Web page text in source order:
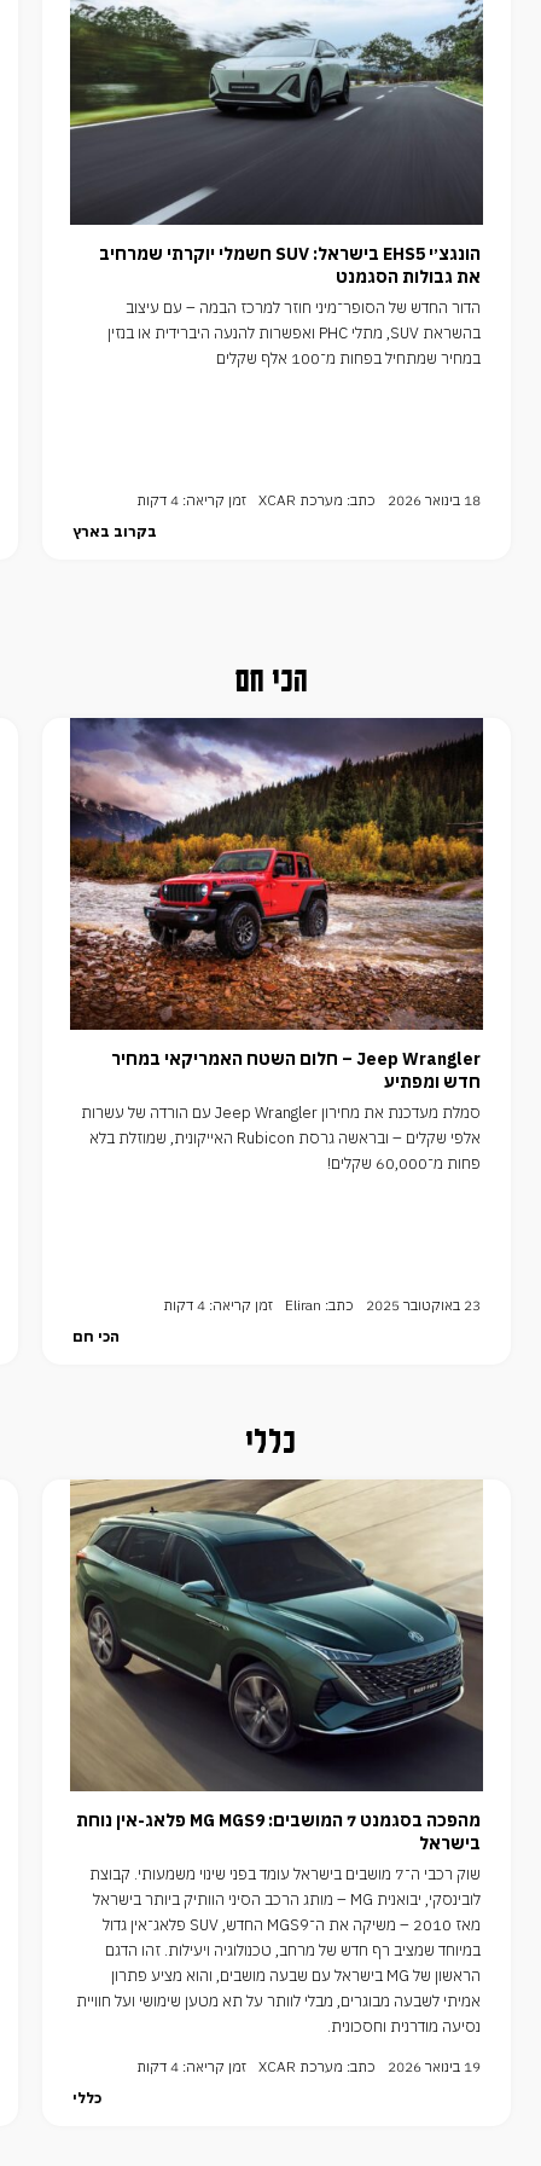
הונגצ׳י EHS5 בישראל: SUV חשמלי יוקרתי שמרחיב
את גבולות הסגמנט
הדור החדש של הסופר־מיני חוזר למרכז הבמה – עם עיצוב
בהשראת SUV, מתלי PHC ואפשרות להנעה היברידית או בנזין
במחיר שמתחיל בפחות מ־100 אלף שקלים
18 בינואר 2026 כתב: מערכת XCAR
זמן קריאה: 4 דקות
בקרוב בארץ
הכי חם
Jeep Wrangler – חלום השטח האמריקאי במחיר
חדש ומפתיע
סמלת מעדכנת את מחירון Jeep Wrangler עם הורדה של עשרות
אלפי שקלים – ובראשה גרסת Rubicon האייקונית, שמוזלת בלא
פחות מ־60,000 שקלים!
23 באוקטובר 2025 כתב: Eliran
זמן קריאה: 4 דקות
הכי חם
כללי
מהפכה בסגמנט 7 המושבים: MG MGS9 פלאג-אין נוחת
בישראל
שוק רכבי ה־7 מושבים בישראל עומד בפני שינוי משמעותי. קבוצת
לובינסקי, יבואנית MG – מותג הרכב הסיני הוותיק ביותר בישראל
מאז 2010 – משיקה את ה־MGS9 החדש, SUV פלאג־אין גדול
במיוחד שמציב רף חדש של מרחב, טכנולוגיה ויעילות. זהו הדגם
הראשון של MG בישראל עם שבעה מושבים, והוא מציע פתרון
אמיתי לשבעה מבוגרים, מבלי לוותר על תא מטען שימושי ועל חוויית
נסיעה מודרנית וחסכונית.
19 בינואר 2026 כתב: מערכת XCAR
זמן קריאה: 4 דקות
כללי